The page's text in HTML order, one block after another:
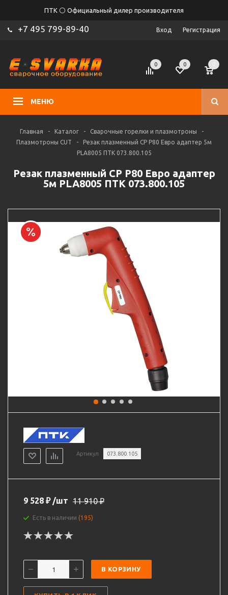
ПТК ⚪ Официальный дилер производителя
+7 495 799-89-40 Вход Регистрация
МЕНЮ
0 0
Главная - Каталог - Сварочные горелки и плазмотроны
-
Плазмотроны CUT
-
Резак плазменный CP P80 Евро адаптер 5м
PLA8005 ПТК 073.800.105
Резак плазменный CP P80 Евро адаптер
5м PLA8005 ПТК 073.800.105
Артикул 073.800.105
9 528 ₽ /шт 11 910₽
Есть в наличии (195)
В КОРЗИНУ